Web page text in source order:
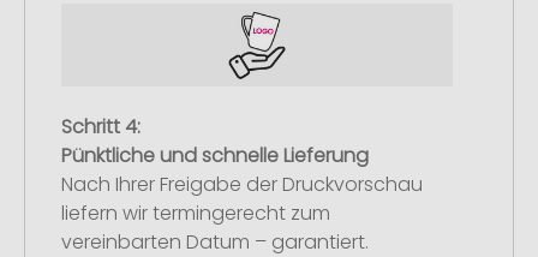
Schritt 4:
Pünktliche und schnelle Lieferung
Nach Ihrer Freigabe der Druckvorschau
liefern wir termingerecht zum
vereinbarten Datum – garantiert.